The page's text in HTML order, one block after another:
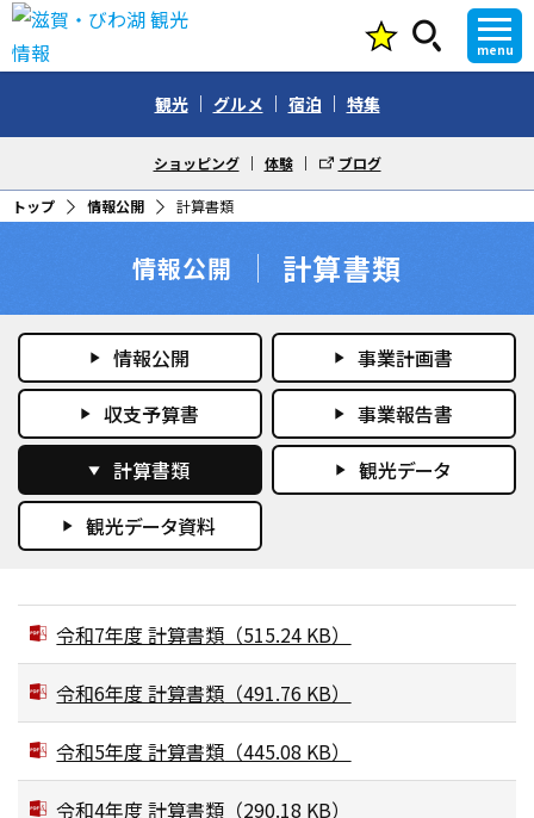
menu
観光 グルメ 宿泊 特集
ショッピング 体験 ブログ
トップ 情報公開 計算書類
情報公開 計算書類
play_arrow 情報公開 play_arrow 事業計画書
play_arrow 収支予算書 play_arrow 事業報告書
play_arrow 計算書類 play_arrow 観光データ
play_arrow 観光データ資料
令和7年度 計算書類 （515.24 KB）
令和6年度 計算書類 （491.76 KB）
令和5年度 計算書類 （445.08 KB）
令和4年度 計算書類 （290.18 KB）